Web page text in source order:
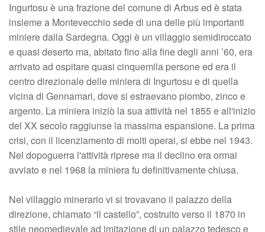
Ingurtosu è una frazione del comune di Arbus ed è stata
insieme a Montevecchio sede di una delle più importanti
miniere dalla Sardegna. Oggi è un villaggio semidiroccato
e quasi deserto ma, abitato fino alla fine degli anni ’60, era
arrivato ad ospitare quasi cinquemila persone ed era il
centro direzionale delle miniera di Ingurtosu e di quella
vicina di Gennamari, dove si estraevano piombo, zinco e
argento. La miniera iniziò la sua attività nel 1855 e all'inizio
del XX secolo raggiunse la massima espansione. La prima
crisi, con il licenziamento di molti operai, si ebbe nel 1943.
Nel dopoguerra l'attività riprese ma il declino era ormai
avviato e nel 1968 la miniera fu definitivamente chiusa.
Nel villaggio minerario vi si trovavano il palazzo della
direzione, chiamato “il castello”, costruito verso il 1870 in
stile neomedievale ad imitazione di un palazzo tedesco e